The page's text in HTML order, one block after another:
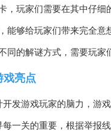
，玩家们需要在其中仔
能够给玩家们带来完全
同的解谜方式，需要玩
戏亮点
开发游戏玩家的脑力，游
每一关的重要，根据举报